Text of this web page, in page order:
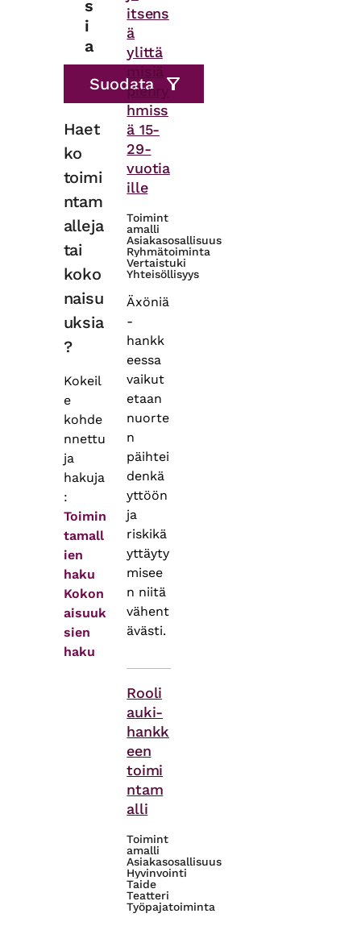
s
i
a
Haet
ko
toimi
ntam
alleja
tai
koko
naisu
uksia
?
Kokeil
e
kohde
nnettu
ja
hakuja
:
Toimin
tamall
ien
haku
Kokon
aisuuk
sien
haku
itsens
ä
ylittä
misiä
pienry
hmiss
ä 15-
29-
vuotia
ille
Toimint
amalli
Asiakasosallisuus
Ryhmätoiminta
Vertaistuki
Yhteisöllisyys
Äxöniä
-
hankk
eessa
vaikut
etaan
nuorte
n
päihtei
denkä
yttöön
ja
riskikä
yttäyty
misee
n niitä
vähent
ävästi.
Rooli
auki-
hankk
een
toimi
ntam
alli
Toimint
amalli
Asiakasosallisuus
Hyvinvointi
Taide
Teatteri
Työpajatoiminta